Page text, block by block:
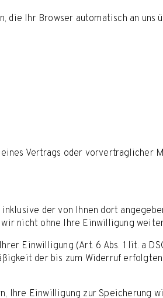
die Ihr Browser automatisch an uns
Vertrags oder vorvertraglicher
der von Ihnen dort
wir nicht ohne Ihre Einwilligung
Einwilligung (Art. 6 Abs. 1 lit. a
der bis zum Widerruf erfolgten
Ihre Einwilligung zur Speicherung